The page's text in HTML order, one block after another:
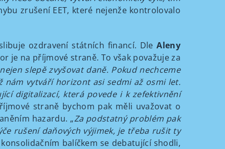
zrušení EET, které nejenže kontrolovalo
ozdravení státních financí. DleAleny
je na příjmové straně. To však považuje za
slepě zvyšovat daně. Pokud nechceme
nám vytváří horizont asi sedmi až osmi let.
digitalizací, která povede i k zefektivnění
straně bychom pak měli uvažovat o
hazardu. „Za podstatný problém pak
rušení daňových výjimek, je třeba rušit ty
balíčkem se debatující shodli,